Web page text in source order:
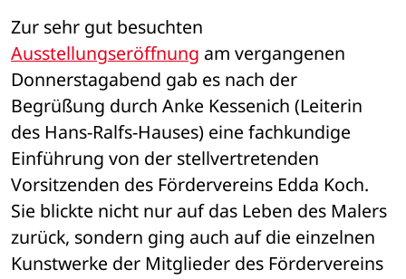
Ausstellungseröffnung am vergangenen
Donnerstagabend gab es nach der
Begrüßung durch Anke Kessenich (Leiterin
des Hans-Ralfs-Hauses) eine fachkundige
Einführung von der stellvertretenden
Vorsitzenden des Fördervereins Edda Koch.
Sie blickte nicht nur auf das Leben des Malers
zurück, sondern ging auch auf die einzelnen
Kunstwerke der Mitglieder des Fördervereins